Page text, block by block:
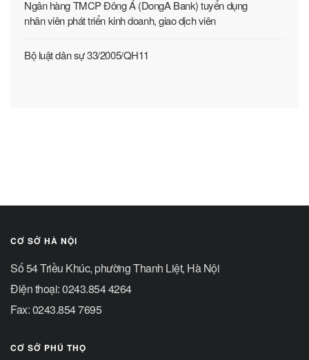
Ngân hàng TMCP Đông Á (DongA Bank) tuyển dụng
nhân viên phát triển kinh doanh, giao dịch viên
Bộ luật dân sự 33/2005/QH11
CƠ SỞ HÀ NỘI
Số 54 Triều Khúc, phường Thanh Liệt, Hà Nội
Điện thoại: 0243.854 4264
Fax: 0243.854 7695
CƠ SỞ PHÚ THỌ